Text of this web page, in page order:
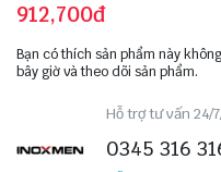
912,700đ
Bạn có thích sản phẩm này
bây giờ và theo dõi sản phẩm.
Hỗ trợ tư vấn 24/
0345 316